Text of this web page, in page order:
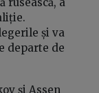
și va
departe de
și Assen